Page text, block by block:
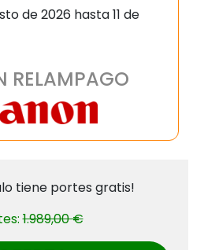
de 2026 hasta 11 de
RELAMPAGO
tiene portes gratis!
1.989,00 €